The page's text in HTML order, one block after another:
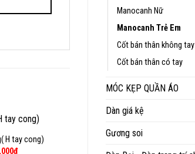
Manocanh Nữ
Manocanh Trẻ Em
Cốt bán thân không tay
Cốt bán thân có tay
MÓC KẸP QUẦN ÁO
Dàn giá kệ
Gương soi
H tay cong)
₫Giá